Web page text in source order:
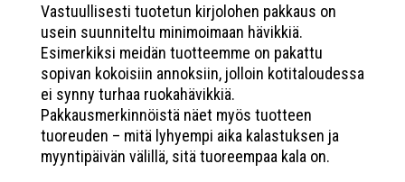
Vastuullisesti tuotetun kirjolohen pakkaus on
usein suunniteltu minimoimaan hävikkiä.
Esimerkiksi meidän tuotteemme on pakattu
sopivan kokoisiin annoksiin, jolloin kotitaloudessa
ei synny turhaa ruokahävikkiä.
Pakkausmerkinnöistä näet myös tuotteen
tuoreuden – mitä lyhyempi aika kalastuksen ja
myyntipäivän välillä, sitä tuoreempaa kala on.